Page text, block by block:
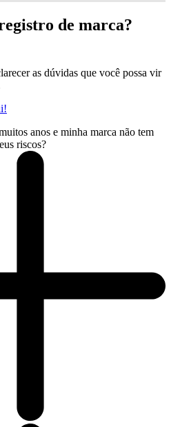
de marca?
as dúvidas que você possa vir
anos e minha marca não tem
riscos?